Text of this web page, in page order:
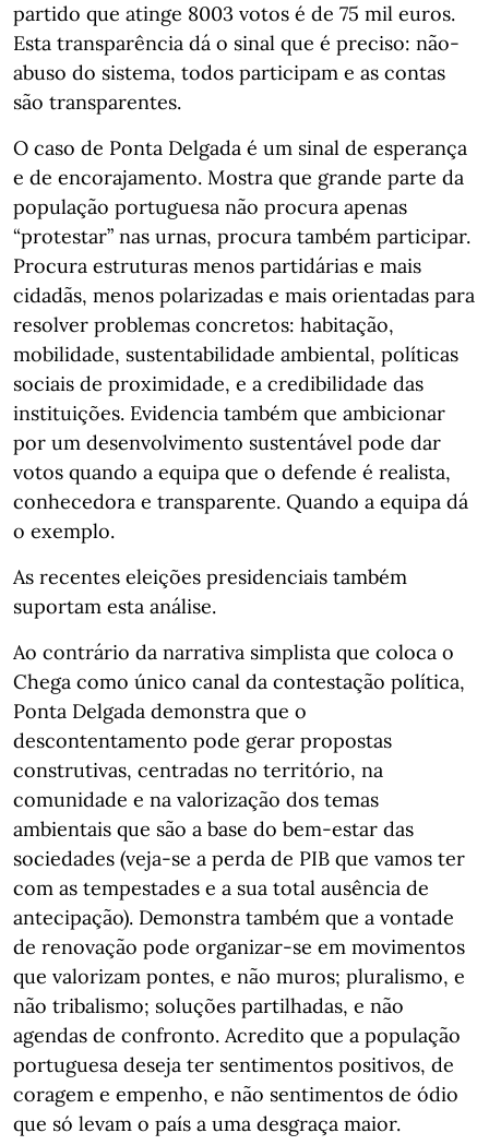
partido que atinge 8003 votos é de 75 mil euros.
Esta transparência dá o sinal que é preciso: não-
abuso do sistema, todos participam e as contas
são transparentes.
O caso de Ponta Delgada é um sinal de esperança
e de encorajamento. Mostra que grande parte da
população portuguesa não procura apenas
“protestar” nas urnas, procura também participar.
Procura estruturas menos partidárias e mais
cidadãs, menos polarizadas e mais orientadas para
resolver problemas concretos: habitação,
mobilidade, sustentabilidade ambiental, políticas
sociais de proximidade, e a credibilidade das
instituições. Evidencia também que ambicionar
por um desenvolvimento sustentável pode dar
votos quando a equipa que o defende é realista,
conhecedora e transparente. Quando a equipa dá
o exemplo.
As recentes eleições presidenciais também
suportam esta análise.
Ao contrário da narrativa simplista que coloca o
Chega como único canal da contestação política,
Ponta Delgada demonstra que o
descontentamento pode gerar propostas
construtivas, centradas no território, na
comunidade e na valorização dos temas
ambientais que são a base do bem-estar das
sociedades (veja-se a perda de PIB que vamos ter
com as tempestades e a sua total ausência de
antecipação). Demonstra também que a vontade
de renovação pode organizar-se em movimentos
que valorizam pontes, e não muros; pluralismo, e
não tribalismo; soluções partilhadas, e não
agendas de confronto. Acredito que a população
portuguesa deseja ter sentimentos positivos, de
coragem e empenho, e não sentimentos de ódio
que só levam o país a uma desgraça maior.